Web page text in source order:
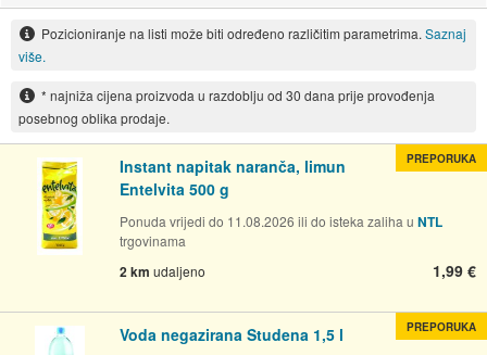
Pozicioniranje na listi može biti određeno različitim parametrima. Saznaj
više.
* najniža cijena proizvoda u razdoblju od 30 dana prije provođenja
posebnog oblika prodaje.
Instant napitak naranča, limun
Entelvita 500 g
Ponuda vrijedi do 11.08.2026 ili do isteka zaliha u NTL
trgovinama
2 km udaljeno 1,99 €
PREPORUKA
Voda negazirana Studena 1,5 l PREPORUKA